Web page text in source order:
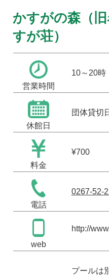
かすがの森（
すが荘）
営業時間
10～20時
休館日
団体貸切
料金
¥700
電話
0267-52-
web
http://
プールは